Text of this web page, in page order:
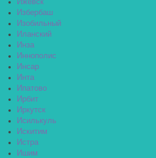
Ижевск
Избербаш
Изобильный
Иланский
Инза
Иннополис
Инсар
Инта
Ипатово
Ирбит
Иркутск
Исилькуль
Искитим
Истра
Ишим